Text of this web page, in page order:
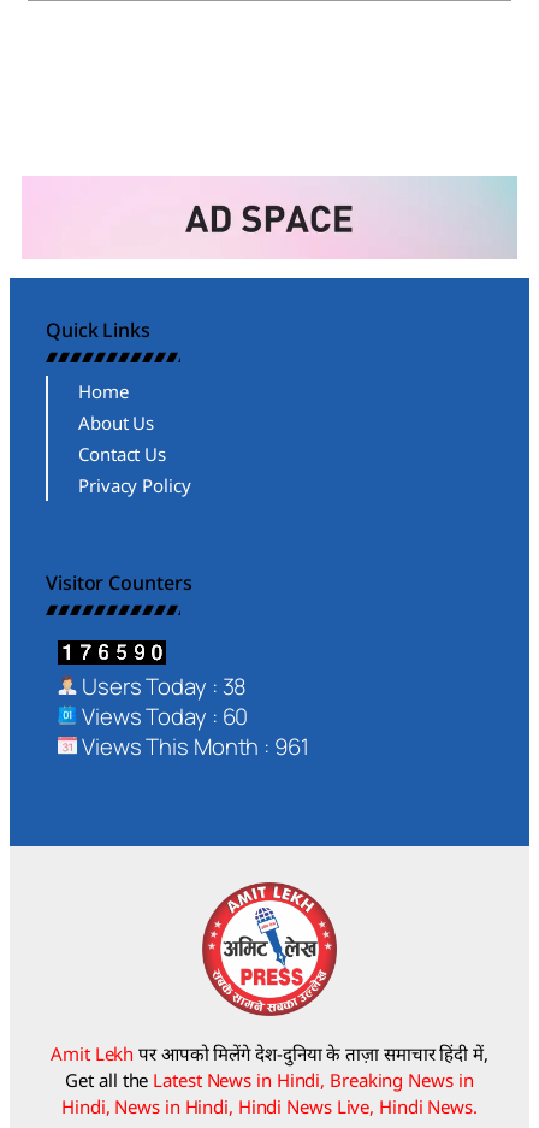
Quick Links
Home
About Us
Contact Us
Privacy Policy
Visitor Counters
Users Today : 38
Views Today : 60
Views This Month : 961
Amit Lekh पर आपको मिलेंगे देश-दुनिया के ताज़ा समाचार हिंदी में,
Get all the Latest News in Hindi, Breaking News in
Hindi, News in Hindi, Hindi News Live, Hindi News.